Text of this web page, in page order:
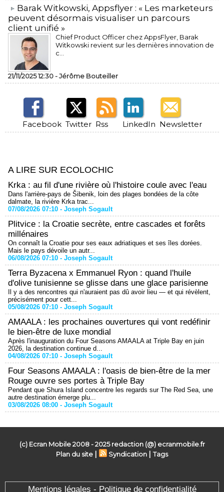
​Barak Witkowski, Appsflyer : « Les marketeurs
peuvent désormais visualiser un parcours
client unifié »
Chief Product Officer chez AppsFlyer, ​Barak
Witkowski revient sur les dernières innovation de
c...
21/11/2025 12:30 -Jérôme Bouteiller
Facebook Twitter Rss LinkedIn Newsletter
A LIRE SUR ECOLOCHIC
Krka : au fil d'une rivière où l'histoire coule avec l'eau
Dans l'arrière-pays de Šibenik, loin des plages bondées de la côte
dalmate, la rivière Krka trac...
07/08/2026 07:10 - Joseph Sogault
Plitvice : la Croatie secrète, entre cascades et forêts
millénaires
On connaît la Croatie pour ses eaux adriatiques et ses îles dorées.
Mais le pays dévoile un autr...
06/08/2026 07:10 - Joseph Sogault
Terra Byzacena x Emmanuel Ryon : quand l'huile
d'olive tunisienne se glisse dans une glace parisienne
Il y a des rencontres qui n'auraient pas dû avoir lieu — et qui révèlent,
précisément pour cett...
05/08/2026 07:10 - Joseph Sogault
AMAALA : les prochaines ouvertures qui vont redéfinir
le bien-être de luxe mondial
Après l'inauguration du Four Seasons AMAALA at Triple Bay en juin
2026, la destination continue d...
04/08/2026 07:10 - Joseph Sogault
Four Seasons AMAALA : l'oasis de bien-être de la mer
Rouge ouvre ses portes à Triple Bay
Pendant que Shura Island concentre les regards sur The Red Sea, une
autre destination émerge plu...
03/08/2026 08:00 - Joseph Sogault
(c) Ecran Mobile 2008 - 2025 redaction (@) ecranmobile.fr
Plan du site | Syndication |Tags
Mentions légales - Politique de confidentialité